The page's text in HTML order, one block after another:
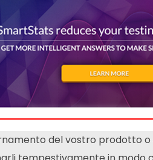
del vostro prodotto